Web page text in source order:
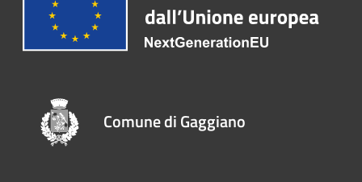
Comune di Gaggiano